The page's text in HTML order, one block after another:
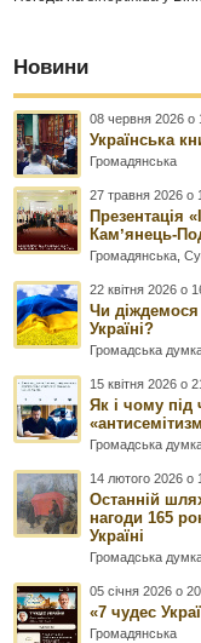
Новини
08 червня 2026 о
Українська
Громадянська
27 травня 2026 о
Презентація
Камʼянець-
Громадянська ,
22 квітня 2026 о
Чи
Україні?
Громадська
15 квітня 2026 о
Як і чому під
Громадська
14 лютого 2026 о
Останній
нагоди 165
Україні
Громадська
05 січня 2026 о
«7 чудес
Громадянська